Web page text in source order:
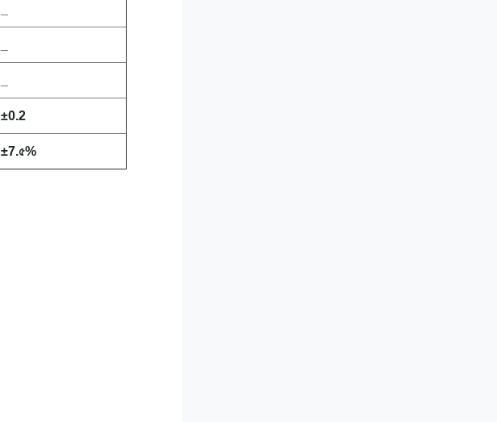
±0.2
±7.৫%